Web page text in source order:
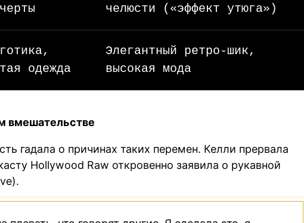
челюсти («эффект утюга»)
одежда
Элегантный ретро-шик,
высокая мода
вмешательстве
гадала о причинах таких перемен. Келли прервала
Hollywood Raw откровенно заявила о рукавной